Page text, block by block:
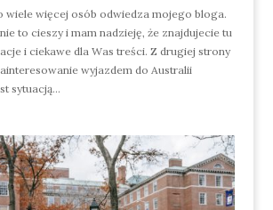
wiele więcej osób odwiedza mojego bloga.
to cieszy i mam nadzieję, że znajdujecie tu
i ciekawe dla Was treści. Z drugiej strony
wyjazdem do Australii
sytuacją...